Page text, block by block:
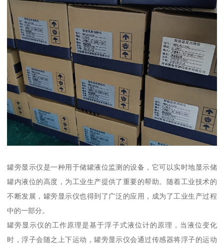
罐旁显示仪是一种用于储罐液位监测的设备，它可以实时地显示储
罐内液位的高度，为工业生产提供了重要的帮助。随着工业技术的
不断发展，罐旁显示仪也得到了广泛的应用，成为了工业生产过程
中的一部分。
罐旁显示仪的工作原理是基于浮子式液位计的原理，当液位变化
时，浮子会随之上下运动，罐旁显示仪会通过传感器将浮子的运动